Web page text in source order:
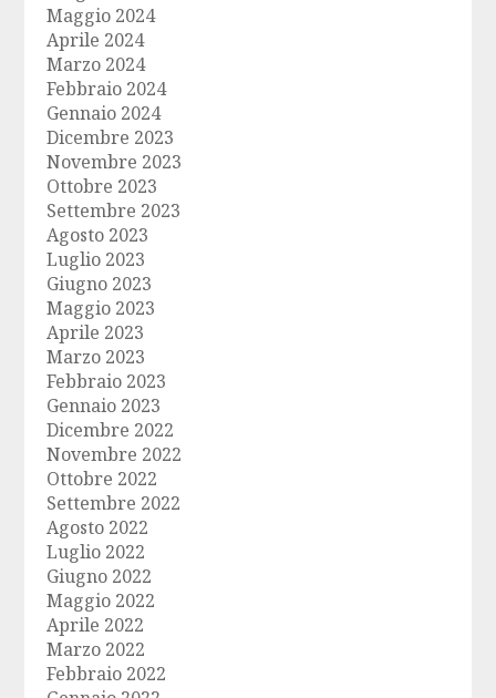
Maggio 2024
Aprile 2024
Marzo 2024
Febbraio 2024
Gennaio 2024
Dicembre 2023
Novembre 2023
Ottobre 2023
Settembre 2023
Agosto 2023
Luglio 2023
Giugno 2023
Maggio 2023
Aprile 2023
Marzo 2023
Febbraio 2023
Gennaio 2023
Dicembre 2022
Novembre 2022
Ottobre 2022
Settembre 2022
Agosto 2022
Luglio 2022
Giugno 2022
Maggio 2022
Aprile 2022
Marzo 2022
Febbraio 2022